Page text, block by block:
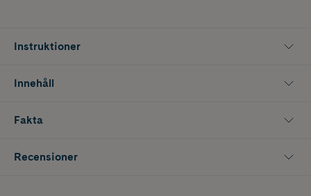
Instruktioner
Innehåll
Fakta
Recensioner